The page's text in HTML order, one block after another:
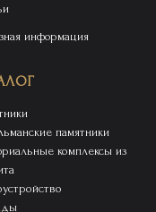
информация
памятники
комплексы из